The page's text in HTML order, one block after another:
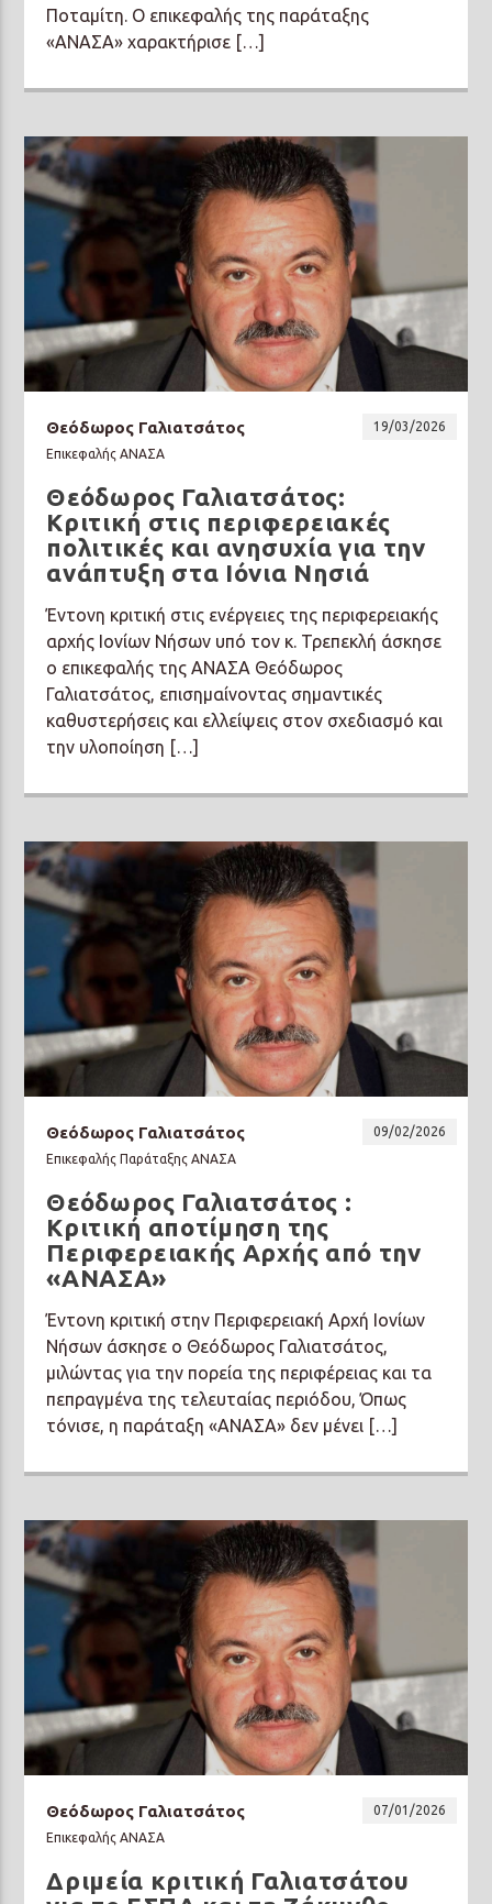
Ποταμίτη. Ο επικεφαλής της παράταξης
«ΑΝΑΣΑ» χαρακτήρισε […]
Θεόδωρος Γαλιατσάτος
19/03/2026
Επικεφαλής ΑΝΑΣΑ
Θεόδωρος Γαλιατσάτος:
Κριτική στις περιφερειακές
πολιτικές και ανησυχία για την
ανάπτυξη στα Ιόνια Νησιά
Έντονη κριτική στις ενέργειες της περιφερειακής
αρχής Ιονίων Νήσων υπό τον κ. Τρεπεκλή άσκησε
ο επικεφαλής της ΑΝΑΣΑ Θεόδωρος
Γαλιατσάτος, επισημαίνοντας σημαντικές
καθυστερήσεις και ελλείψεις στον σχεδιασμό και
την υλοποίηση […]
Θεόδωρος Γαλιατσάτος
09/02/2026
Επικεφαλής Παράταξης ΑΝΑΣΑ
Θεόδωρος Γαλιατσάτος :
Κριτική αποτίμηση της
Περιφερειακής Αρχής από την
«ΑΝΑΣΑ»
Έντονη κριτική στην Περιφερειακή Αρχή Ιονίων
Νήσων άσκησε ο Θεόδωρος Γαλιατσάτος,
μιλώντας για την πορεία της περιφέρειας και τα
πεπραγμένα της τελευταίας περιόδου, Όπως
τόνισε, η παράταξη «ΑΝΑΣΑ» δεν μένει […]
Θεόδωρος Γαλιατσάτος
07/01/2026
Επικεφαλής ΑΝΑΣΑ
Δριμεία κριτική Γαλιατσάτου